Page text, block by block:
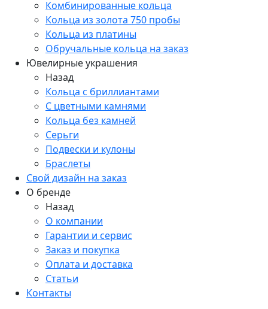
Комбинированные кольца
Кольца из золота 750 пробы
Кольца из платины
Обручальные кольца на заказ
Ювелирные украшения
Назад
Кольца с бриллиантами
С цветными камнями
Кольца без камней
Серьги
Подвески и кулоны
Браслеты
Свой дизайн на заказ
О бренде
Назад
О компании
Гарантии и сервис
Заказ и покупка
Оплата и доставка
Статьи
Контакты